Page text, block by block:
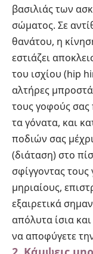
βασιλιάς των
σώματος. Σε
θανάτου, η
εστιάζει
του ισχίου (hip
αλτήρες
τους γοφούς σας
τα γόνατα, και
ποδιών σας
(διάταση) στο
σφίγγοντας
μηριαίους,
εξαιρετικά
απόλυτα ίσια
να αποφύγετε